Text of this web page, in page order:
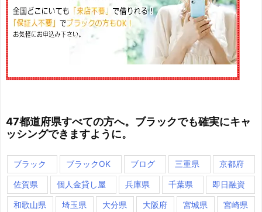
47都道府県すべての方へ。ブラックでも確実にキャ
ッシングできますように。
ブラック ブラックOK ブログ 三重県 京都府
佐賀県 個人金貸し屋 兵庫県 千葉県 即日融資
和歌山県 埼玉県 大分県 大阪府 宮城県 宮崎県